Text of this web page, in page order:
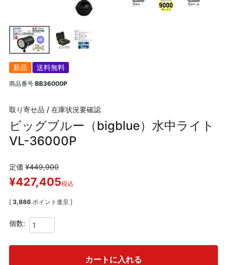
新品 送料無料
商品番号 BB36000P
取り寄せ品 / 在庫状況要確認
ビッグブルー（bigblue）水中ライト
VL-36000P
定価 ¥449,900
¥427,405税込
[ 3,886 ポイント進呈 ]
カートに入れる